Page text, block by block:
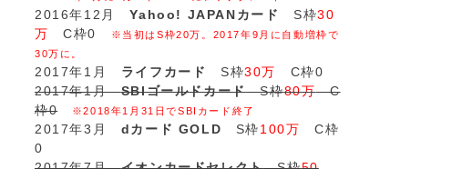
2016年12月Yahoo! JAPANカード S枠30
万
C枠0
※当初はS枠20万。2017年9月に自動増枠で
30万に。
2017年1月 ライフカード S枠30万
C枠0
2017年1月SBIゴールドカードS枠80万C
枠0
※2018年1月31日でSBIカード終了
2017年3月 dカード GOLD S枠100万 C枠
0